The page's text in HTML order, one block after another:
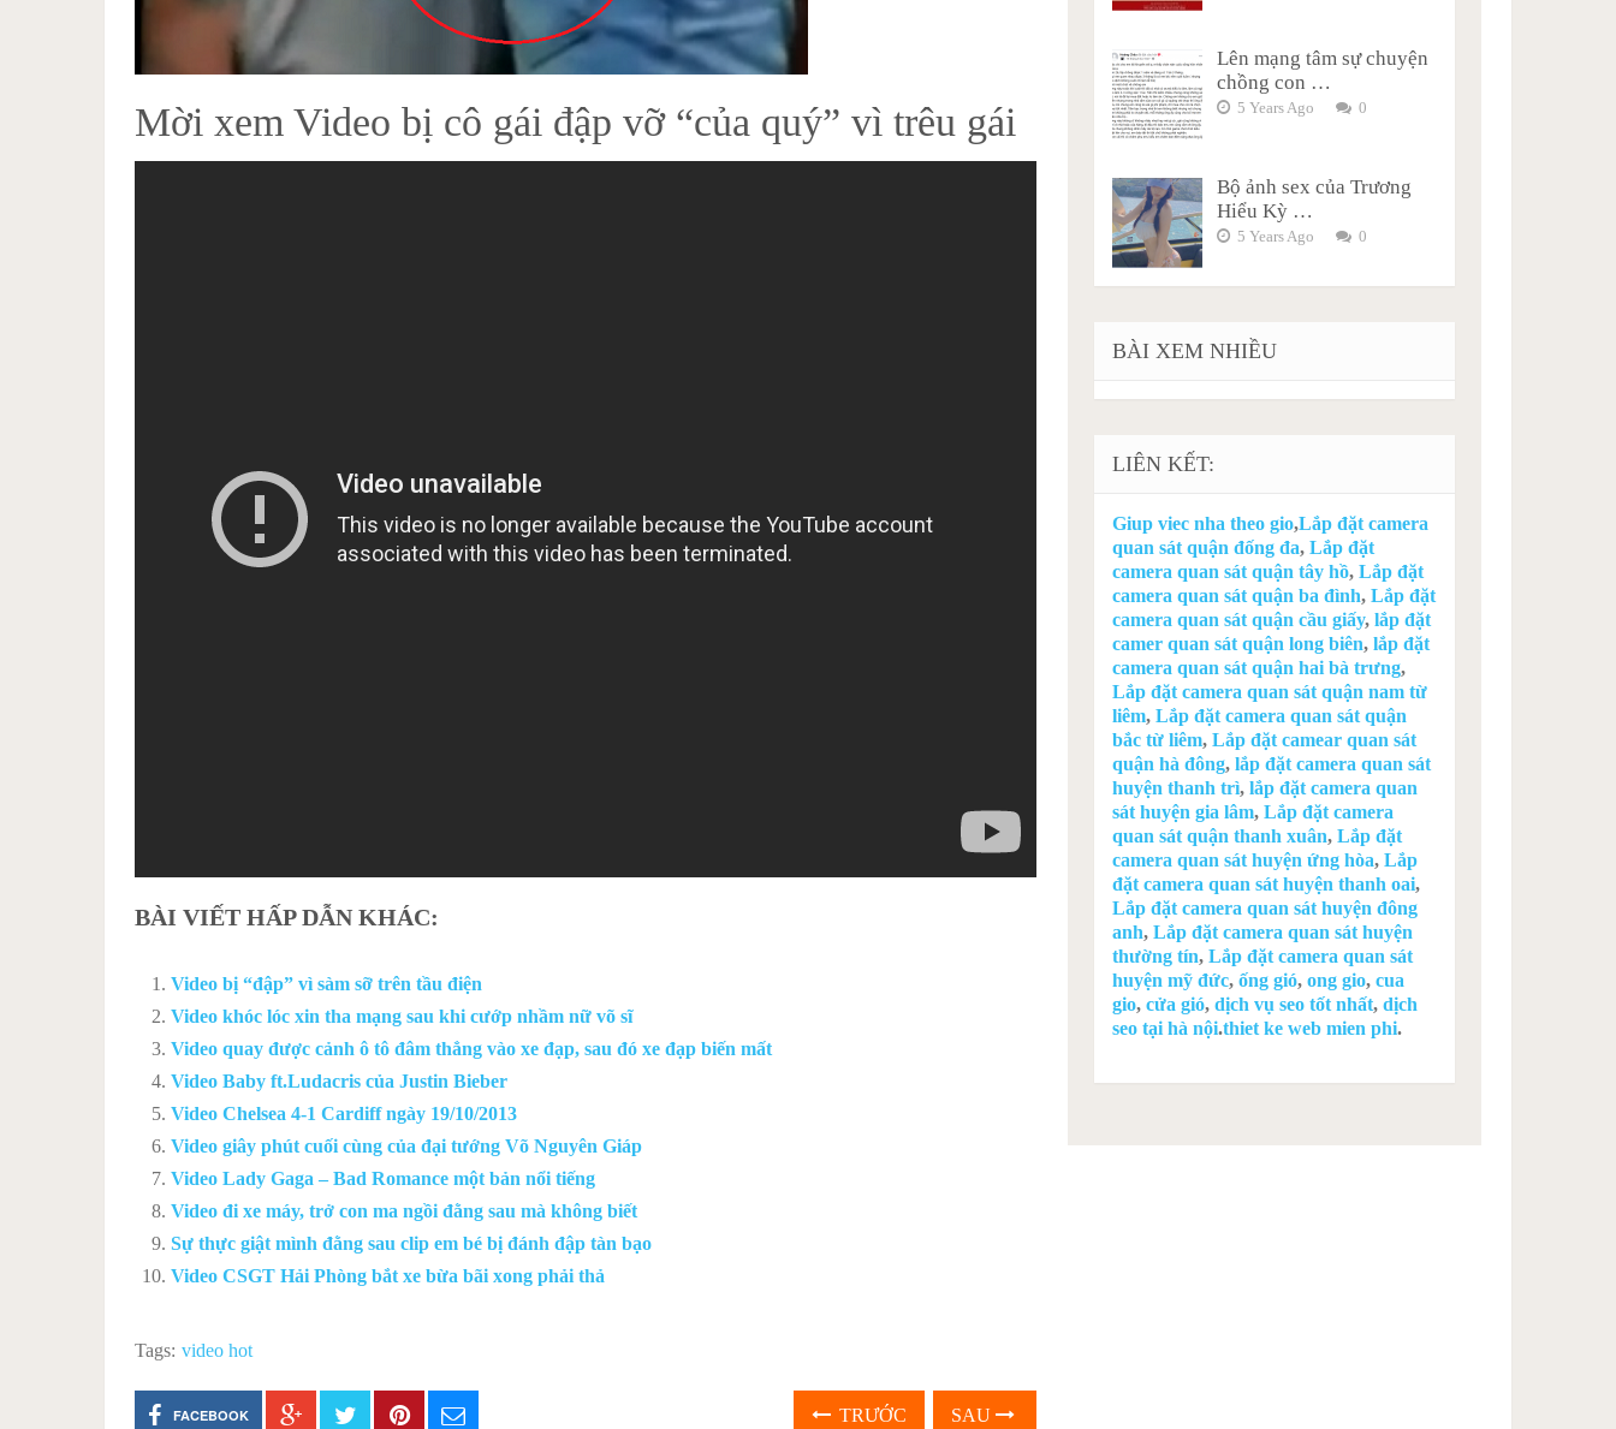
Mời xem Video bị cô gái đập vỡ “của quý” vì trêu gái
BÀI VIẾT HẤP DẪN KHÁC:
Video bị “đập” vì sàm sỡ trên tầu điện
Video khóc lóc xin tha mạng sau khi cướp nhầm nữ võ sĩ
Video quay được cảnh ô tô đâm thẳng vào xe đạp, sau đó xe đạp biến mất
Video Baby ft.Ludacris của Justin Bieber
Video Chelsea 4-1 Cardiff ngày 19/10/2013
Video giây phút cuối cùng của đại tướng Võ Nguyên Giáp
Video Lady Gaga – Bad Romance một bản nổi tiếng
Video đi xe máy, trở con ma ngồi đằng sau mà không biết
Sự thực giật mình đằng sau clip em bé bị đánh đập tàn bạo
Video CSGT Hải Phòng bắt xe bừa bãi xong phải thả
Tags: video hot
FACEBOOK TRƯỚC SAU
Lên mạng tâm sự chuyện
chồng con …
5 Years Ago 0
Bộ ảnh sex của Trương
Hiểu Kỳ …
5 Years Ago 0
BÀI XEM NHIỀU
LIÊN KẾT:
Giup viec nha theo gio,Lắp đặt camera
quan sát quận đống đa,Lắp đặt
camera quan sát quận tây hồ,Lắp đặt
camera quan sát quận ba đình,Lắp đặt
camera quan sát quận cầu giấy,lắp đặt
camer quan sát quận long biên,lắp đặt
camera quan sát quận hai bà trưng,
Lắp đặt camera quan sát quận nam từ
liêm,Lắp đặt camera quan sát quận
bắc từ liêm,Lắp đặt camear quan sát
quận hà đông,lắp đặt camera quan sát
huyện thanh trì,lắp đặt camera quan
sát huyện gia lâm,Lắp đặt camera
quan sát quận thanh xuân,Lắp đặt
camera quan sát huyện ứng hòa,Lắp
đặt camera quan sát huyện thanh oai,
Lắp đặt camera quan sát huyện đông
anh,Lắp đặt camera quan sát huyện
thường tín,Lắp đặt camera quan sát
huyện mỹ đức,ống gió,ong gio,cua
gio,cửa gió,dịch vụ seo tốt nhất,dịch
seo tại hà nội.thiet ke web mien phi.